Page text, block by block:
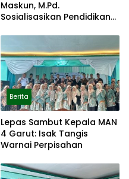
Maskun, M.Pd.
Sosialisasikan Pendidikan
Berita
Lepas Sambut Kepala MAN
4 Garut: Isak Tangis
Warnai Perpisahan